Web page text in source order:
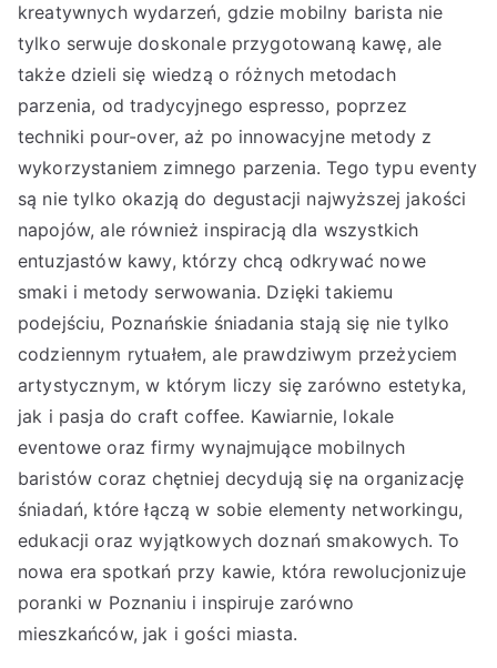
kreatywnych wydarzeń, gdzie mobilny barista nie
tylko serwuje doskonale przygotowaną kawę, ale
także dzieli się wiedzą o różnych metodach
parzenia, od tradycyjnego espresso, poprzez
techniki pour-over, aż po innowacyjne metody z
wykorzystaniem zimnego parzenia. Tego typu eventy
są nie tylko okazją do degustacji najwyższej jakości
napojów, ale również inspiracją dla wszystkich
entuzjastów kawy, którzy chcą odkrywać nowe
smaki i metody serwowania. Dzięki takiemu
podejściu, Poznańskie śniadania stają się nie tylko
codziennym rytuałem, ale prawdziwym przeżyciem
artystycznym, w którym liczy się zarówno estetyka,
jak i pasja do craft coffee. Kawiarnie, lokale
eventowe oraz firmy wynajmujące mobilnych
baristów coraz chętniej decydują się na organizację
śniadań, które łączą w sobie elementy networkingu,
edukacji oraz wyjątkowych doznań smakowych. To
nowa era spotkań przy kawie, która rewolucjonizuje
poranki w Poznaniu i inspiruje zarówno
mieszkańców, jak i gości miasta.